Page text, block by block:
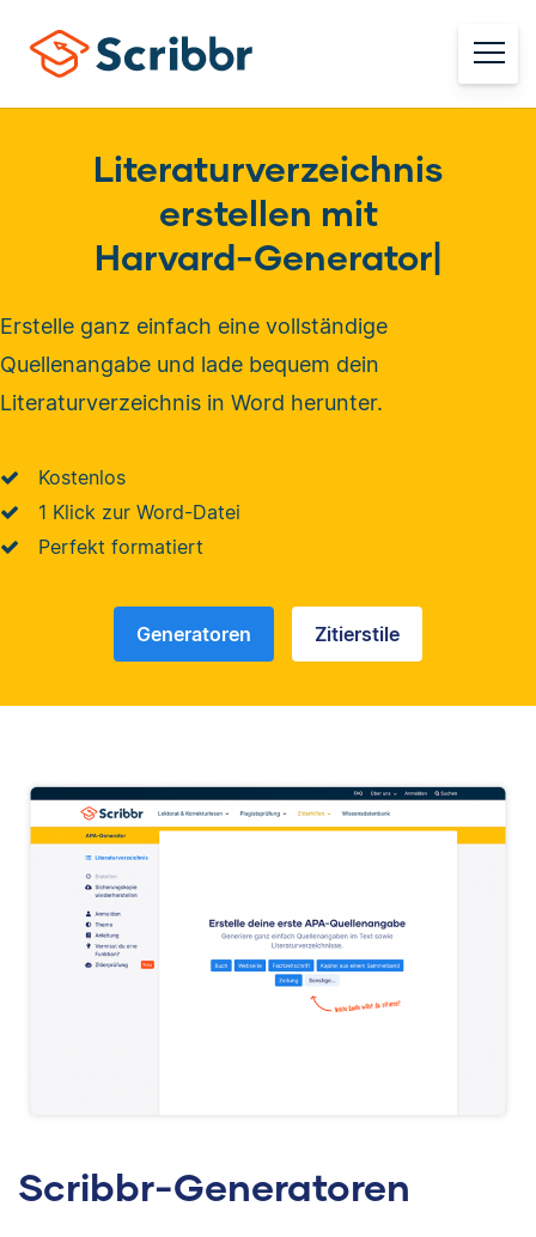
Literaturverzeichnis
erstellen mit
Harvard-Generator|
Erstelle ganz einfach eine vollständige
Quellenangabe und lade bequem dein
Literaturverzeichnis in Word herunter.
Kostenlos
1 Klick zur Word-Datei
Perfekt formatiert
Generatoren Zitierstile
Scribbr-Generatoren